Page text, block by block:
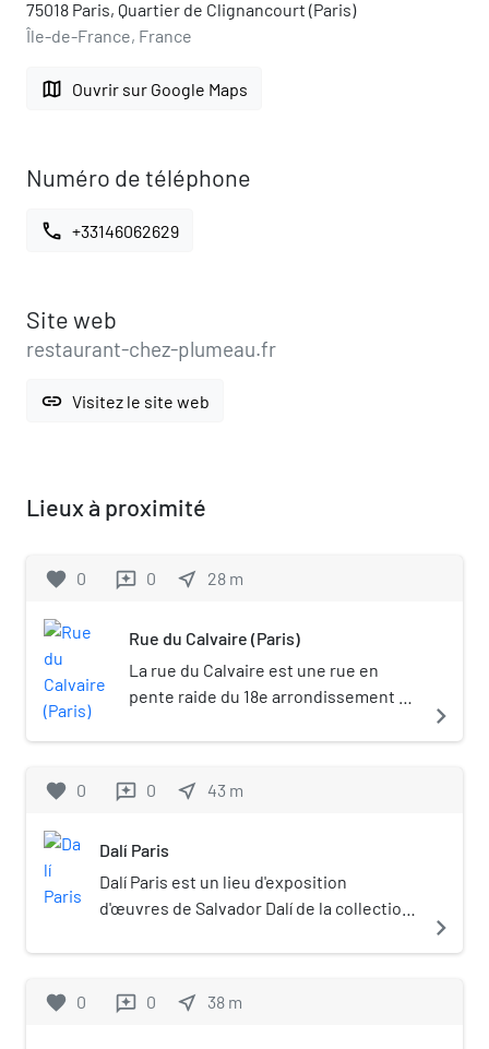
75018 Paris, Quartier de Clignancourt (Paris)
Île-de-France, France
map Ouvrir sur Google Maps
Numéro de téléphone
call +33146062629
Site web
restaurant-chez-plumeau.fr
link Visitez le site web
Lieux à proximité
favorite 0 reviews 0 near_me 28 m
Rue du Calvaire (Paris)
La rue du Calvaire est une rue en
pente raide du 18e arrondissement de
navigate_next
favorite 0 reviews 0 near_me 43 m
Dalí Paris
Dalí Paris est un lieu d'exposition
d'œuvres de Salvador Dalí de la collection
sculptures et gravures. Rénové en 2018,
originales, représentatives de son travail.
navigate_next
favorite 0 reviews 0 near_me 38 m